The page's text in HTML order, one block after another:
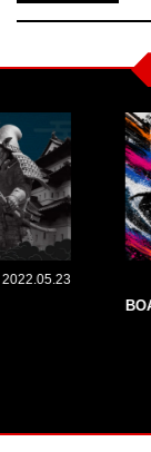
2022.05.23